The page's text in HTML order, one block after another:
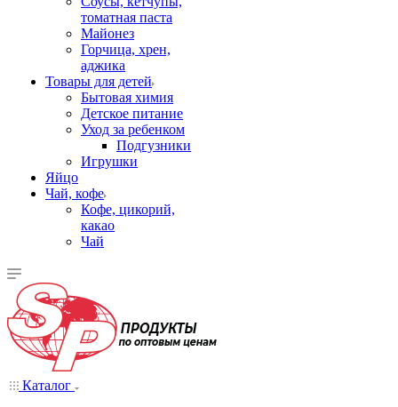
томатная паста
Майонез
Горчица, хрен,
аджика
Товары для детей
Бытовая химия
Детское питание
Уход за ребенком
Подгузники
Игрушки
Яйцо
Чай, кофе
Кофе, цикорий,
какао
Чай
Каталог